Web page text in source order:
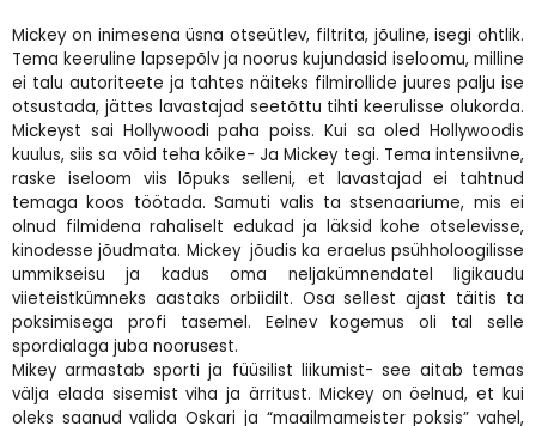
Mickey on inimesena üsna otseütlev, filtrita, jõuline, isegi ohtlik.
Tema keeruline lapsepõlv ja noorus kujundasid iseloomu, milline
ei talu autoriteete ja tahtes näiteks filmirollide juures palju ise
otsustada, jättes lavastajad seetõttu tihti keerulisse olukorda.
Mickeyst sai Hollywoodi paha poiss. Kui sa oled Hollywoodis
kuulus, siis sa võid teha kõike- Ja Mickey tegi. Tema intensiivne,
raske iseloom viis lõpuks selleni, et lavastajad ei tahtnud
temaga koos töötada. Samuti valis ta stsenaariume, mis ei
olnud filmidena rahaliselt edukad ja läksid kohe otselevisse,
kinodesse jõudmata. Mickey jõudis ka eraelus psühholoogilisse
ummikseisu ja kadus oma neljakümnendatel ligikaudu
viieteistkümneks aastaks orbiidilt. Osa sellest ajast täitis ta
poksimisega profi tasemel. Eelnev kogemus oli tal selle
spordialaga juba noorusest.
Mikey armastab sporti ja füüsilist liikumist- see aitab temas
välja elada sisemist viha ja ärritust. Mickey on öelnud, et kui
oleks saanud valida Oskari ja “maailmameister poksis” vahel,